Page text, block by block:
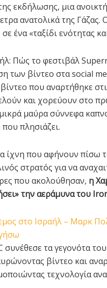
εκδήλωσης, μια
ανατολικά της
ένα «ταξίδι ενότητας
που αναρτήθηκε
και χορεύουν στο
μαύρα σύννεφα
που πλησιάζει.
ίχνη που αφήνουν πίσω
στρατός για να
που ακολούθησαν, η
την αεράμυνα του
συνέθεσε τα γεγονότα
βίντεο και
τεχνολογία